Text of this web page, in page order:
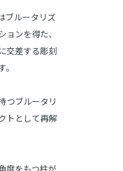
ブルータリズ
ンを得た、
交差する彫刻
つブルータリ
トとして再解
度をもつ柱が